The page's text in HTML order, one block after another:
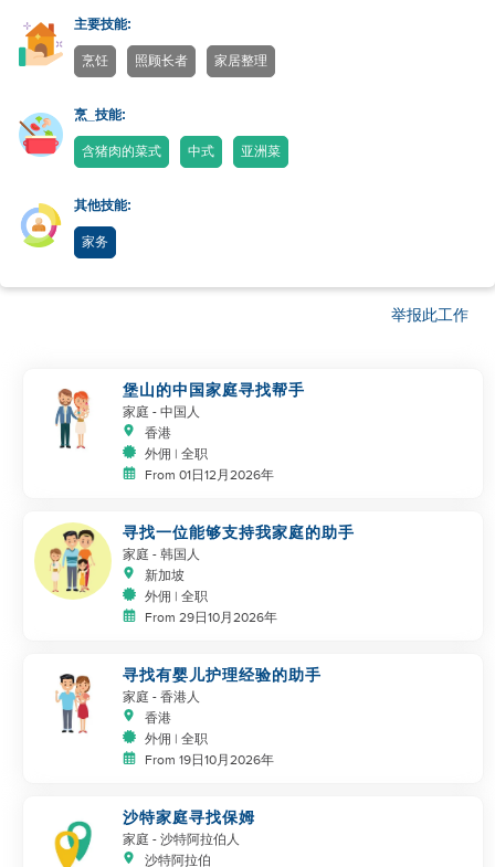
主要技能:
烹饪 照顾长者 家居整理
烹_技能:
含猪肉的菜式 中式 亚洲菜
其他技能:
家务
举报此工作
堡山的中国家庭寻找帮手
家庭 - 中国人
香港
外佣 | 全职
From 01日12月2026年
寻找一位能够支持我家庭的助手
家庭 - 韩国人
新加坡
外佣 | 全职
From 29日10月2026年
寻找有婴儿护理经验的助手
家庭 - 香港人
香港
外佣 | 全职
From 19日10月2026年
沙特家庭寻找保姆
家庭 - 沙特阿拉伯人
沙特阿拉伯